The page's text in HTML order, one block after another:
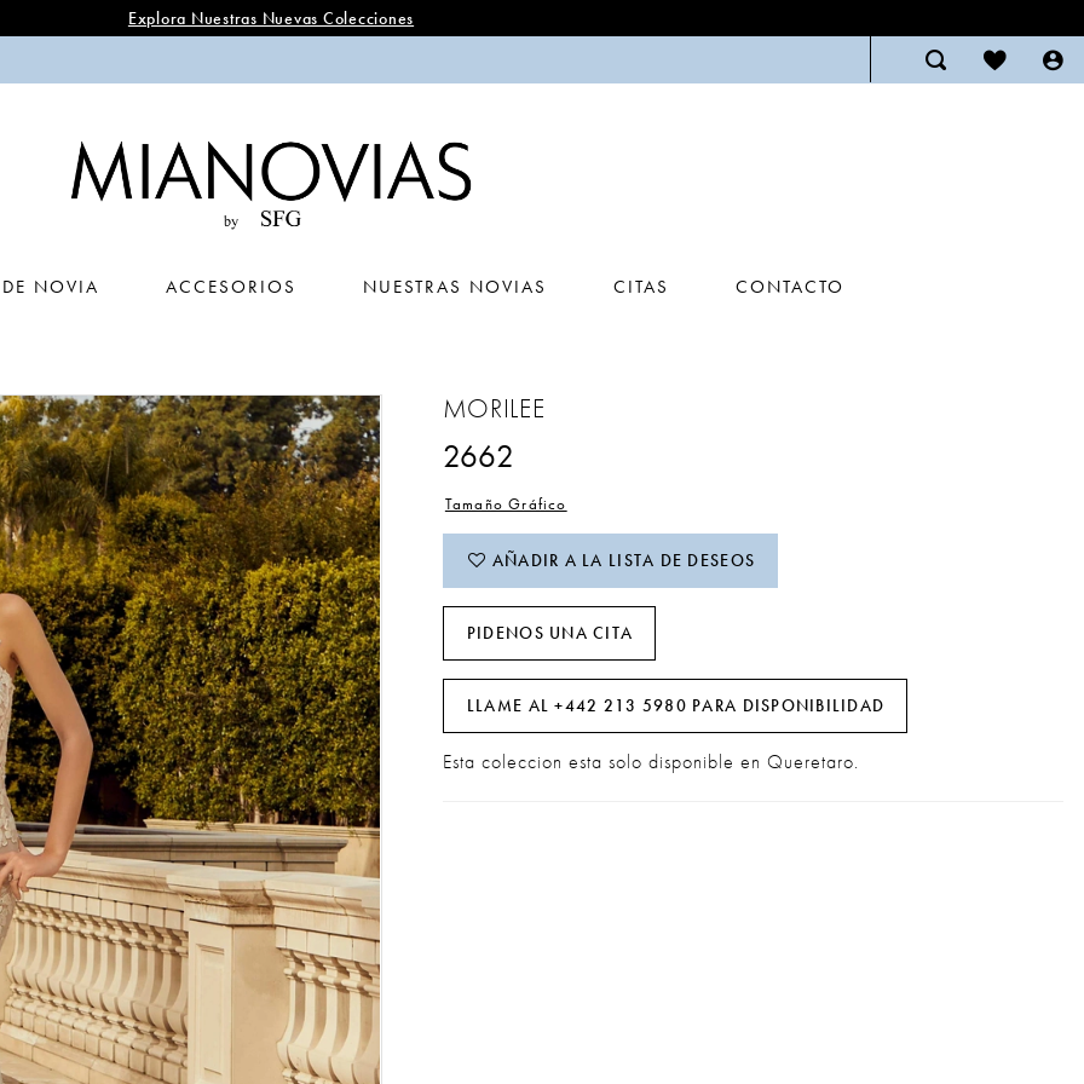
Explora Nuestras Nuevas Colecciones
NOVIA ACCESORIOS NUESTRAS NOVIAS CITAS CONTACTO
MORILEE
2662
Tamaño Gráfico
AÑADIR A LA LISTA DE DESEOS
PIDENOS UNA CITA
LLAME AL +442 213 5980 PARA DISPONIBILIDAD
Esta coleccion esta solo disponible en Queretaro.